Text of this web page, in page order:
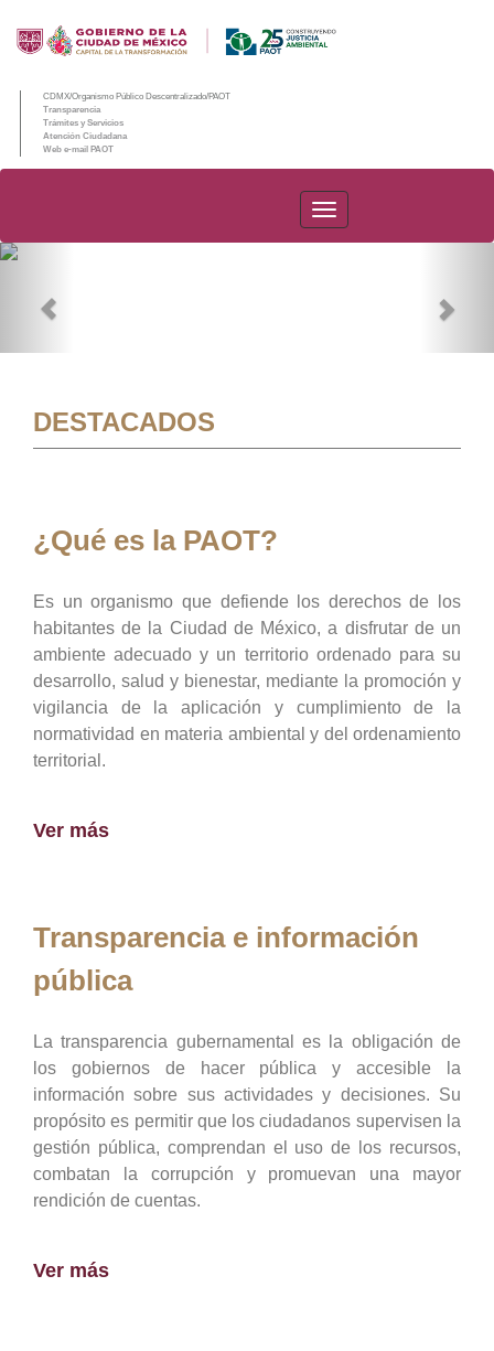
CDMX/Organismo Público Descentralizado/PAOT
Transparencia
Trámites y Servicios
Atención Ciudadana
Web e-mail PAOT
PAOT
DESTACADOS
¿Qué es la PAOT?
Es un organismo que defiende los derechos de los
habitantes de la Ciudad de México, a disfrutar de un
ambiente adecuado y un territorio ordenado para su
desarrollo, salud y bienestar, mediante la promoción y
vigilancia de la aplicación y cumplimiento de la
normatividad en materia ambiental y del ordenamiento
territorial.
Ver más
Transparencia e información
pública
La transparencia gubernamental es la obligación de
los gobiernos de hacer pública y accesible la
información sobre sus actividades y decisiones. Su
propósito es permitir que los ciudadanos supervisen la
gestión pública, comprendan el uso de los recursos,
combatan la corrupción y promuevan una mayor
rendición de cuentas.
Ver más